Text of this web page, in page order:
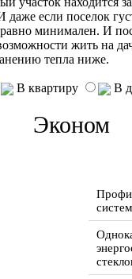
даже если поселок
минимален. И
жить на
тепла ниже.
В квартиру В
Эконом